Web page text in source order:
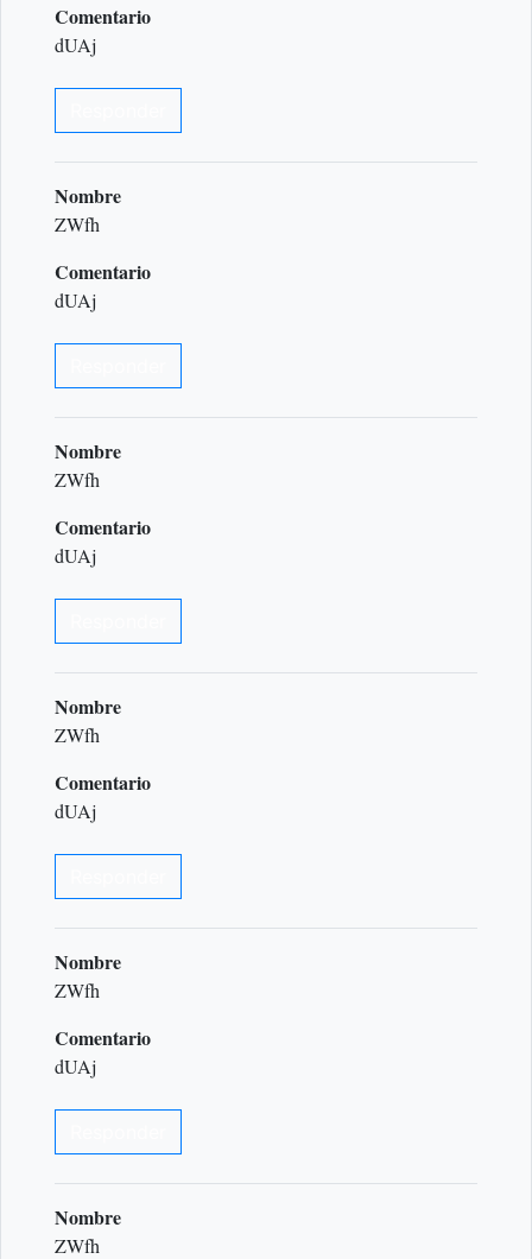
Comentario
dUAj
Nombre
ZWfh
Comentario
dUAj
Nombre
ZWfh
Comentario
dUAj
Nombre
ZWfh
Comentario
dUAj
Nombre
ZWfh
Comentario
dUAj
Nombre
ZWfh